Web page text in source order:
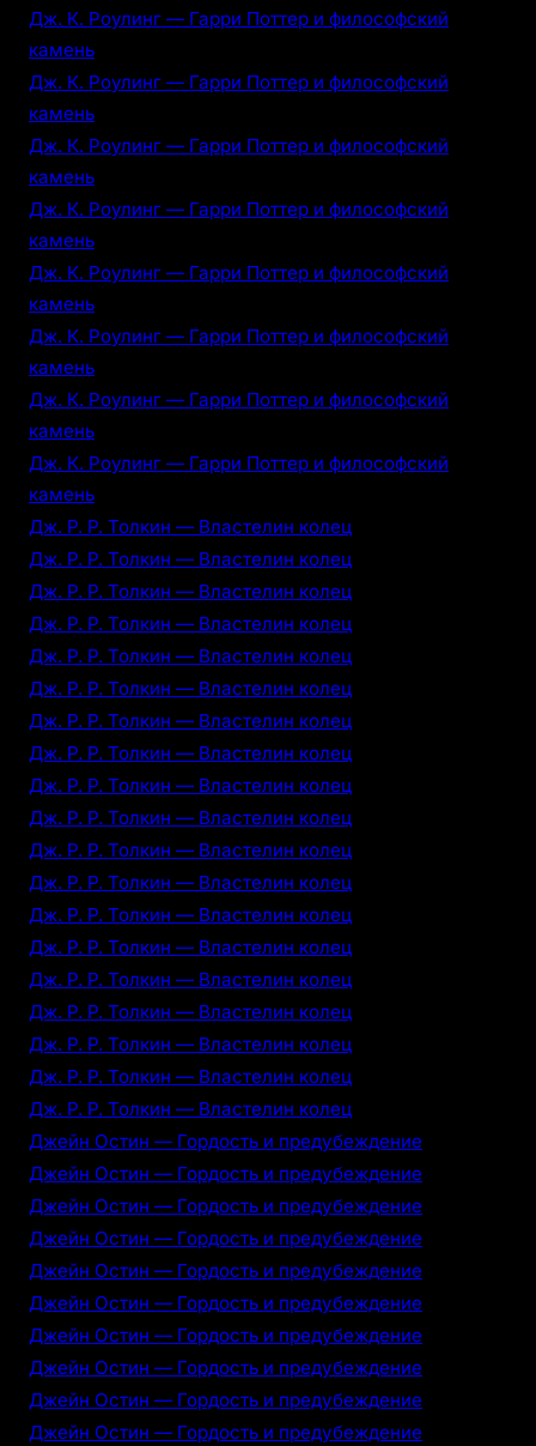
Дж. К. Роулинг — Гарри Поттер и философский
камень
Дж. К. Роулинг — Гарри Поттер и философский
камень
Дж. К. Роулинг — Гарри Поттер и философский
камень
Дж. К. Роулинг — Гарри Поттер и философский
камень
Дж. К. Роулинг — Гарри Поттер и философский
камень
Дж. К. Роулинг — Гарри Поттер и философский
камень
Дж. К. Роулинг — Гарри Поттер и философский
камень
Дж. К. Роулинг — Гарри Поттер и философский
камень
Дж. Р. Р. Толкин — Властелин колец
Дж. Р. Р. Толкин — Властелин колец
Дж. Р. Р. Толкин — Властелин колец
Дж. Р. Р. Толкин — Властелин колец
Дж. Р. Р. Толкин — Властелин колец
Дж. Р. Р. Толкин — Властелин колец
Дж. Р. Р. Толкин — Властелин колец
Дж. Р. Р. Толкин — Властелин колец
Дж. Р. Р. Толкин — Властелин колец
Дж. Р. Р. Толкин — Властелин колец
Дж. Р. Р. Толкин — Властелин колец
Дж. Р. Р. Толкин — Властелин колец
Дж. Р. Р. Толкин — Властелин колец
Дж. Р. Р. Толкин — Властелин колец
Дж. Р. Р. Толкин — Властелин колец
Дж. Р. Р. Толкин — Властелин колец
Дж. Р. Р. Толкин — Властелин колец
Дж. Р. Р. Толкин — Властелин колец
Дж. Р. Р. Толкин — Властелин колец
Джейн Остин — Гордость и предубеждение
Джейн Остин — Гордость и предубеждение
Джейн Остин — Гордость и предубеждение
Джейн Остин — Гордость и предубеждение
Джейн Остин — Гордость и предубеждение
Джейн Остин — Гордость и предубеждение
Джейн Остин — Гордость и предубеждение
Джейн Остин — Гордость и предубеждение
Джейн Остин — Гордость и предубеждение
Джейн Остин — Гордость и предубеждение